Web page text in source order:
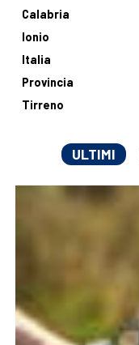
Calabria
Ionio
Italia
Provincia
Tirreno
ULTIMI